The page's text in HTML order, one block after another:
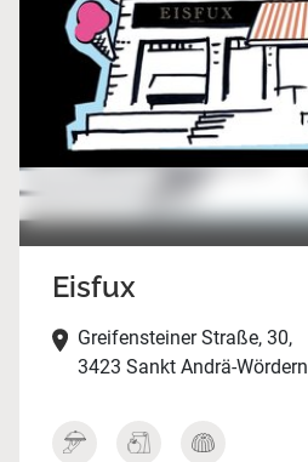
Eisfux
Greifensteiner Straße, 30,
3423 Sankt Andrä-Wördern